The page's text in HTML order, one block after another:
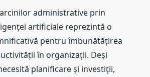
administrative prin
artificiale reprezintă o
pentru îmbunătățirea
în organizații. Deși
planificare și investiții,